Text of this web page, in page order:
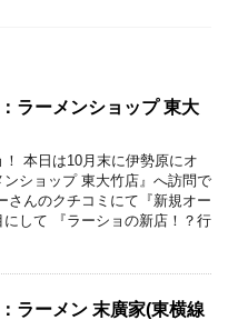
ラーメンショップ 東大
本日は10月末に伊勢原にオ
ショップ 東大竹店』へ訪問で
さんのクチコミにて『新規オー
して 『ラーショの新店！？行
ラーメン 末廣家(東横線